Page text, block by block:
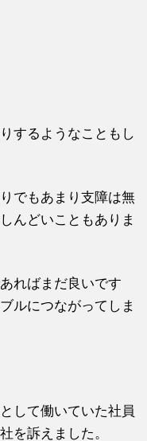
する ようなこともし
でもあまり支障は無
んどいこともありま
ればまだ良いです
ブルにつながってしま
して働いていた社員
を訴えました。